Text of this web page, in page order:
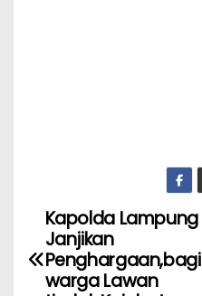
Kapolda Lampung
Janjikan
Penghargaan,bagi
warga Lawan